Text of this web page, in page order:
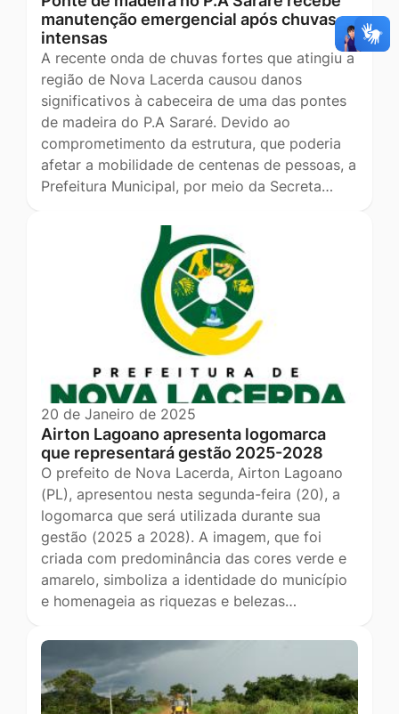
manutenção emergencial após chuvas
intensas
A recente onda de chuvas fortes que atingiu a
região de Nova Lacerda causou danos
significativos à cabeceira de uma das pontes
de madeira do P.A Sararé. Devido ao
comprometimento da estrutura, que poderia
afetar a mobilidade de centenas de pessoas, a
Prefeitura Municipal, por meio da Secreta…
20 de Janeiro de 2025
Airton Lagoano apresenta logomarca
que representará gestão 2025-2028
O prefeito de Nova Lacerda, Airton Lagoano
(PL), apresentou nesta segunda-feira (20), a
logomarca que será utilizada durante sua
gestão (2025 a 2028). A imagem, que foi
criada com predominância das cores verde e
amarelo, simboliza a identidade do município
e homenageia as riquezas e belezas…